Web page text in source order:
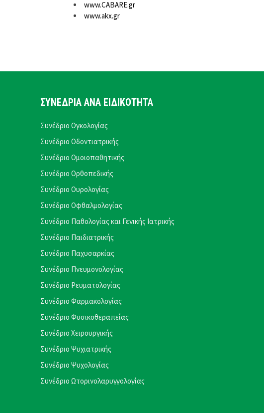
www.CABARE.gr
www.akx.gr
ΣΥΝΕΔΡΙΑ ΑΝΑ ΕΙΔΙΚΟΤΗΤΑ
Συνέδριο Ογκολογίας
Συνέδριο Οδοντιατρικής
Συνέδριο Ομοιοπαθητικής
Συνέδριο Ορθοπεδικής
Συνέδριο Ουρολογίας
Συνέδριο Οφθαλμολογίας
Συνέδριο Παθολογίας και Γενικής Ιατρικής
Συνέδριο Παιδιατρικής
Συνέδριο Παχυσαρκίας
Συνέδριο Πνευμονολογίας
Συνέδριο Ρευματολογίας
Συνέδριο Φαρμακολογίας
Συνέδριο Φυσικοθεραπείας
Συνέδριο Χειρουργικής
Συνέδριο Ψυχιατρικής
Συνέδριο Ψυχολογίας
Συνέδριο Ωτορινολαρυγγολογίας